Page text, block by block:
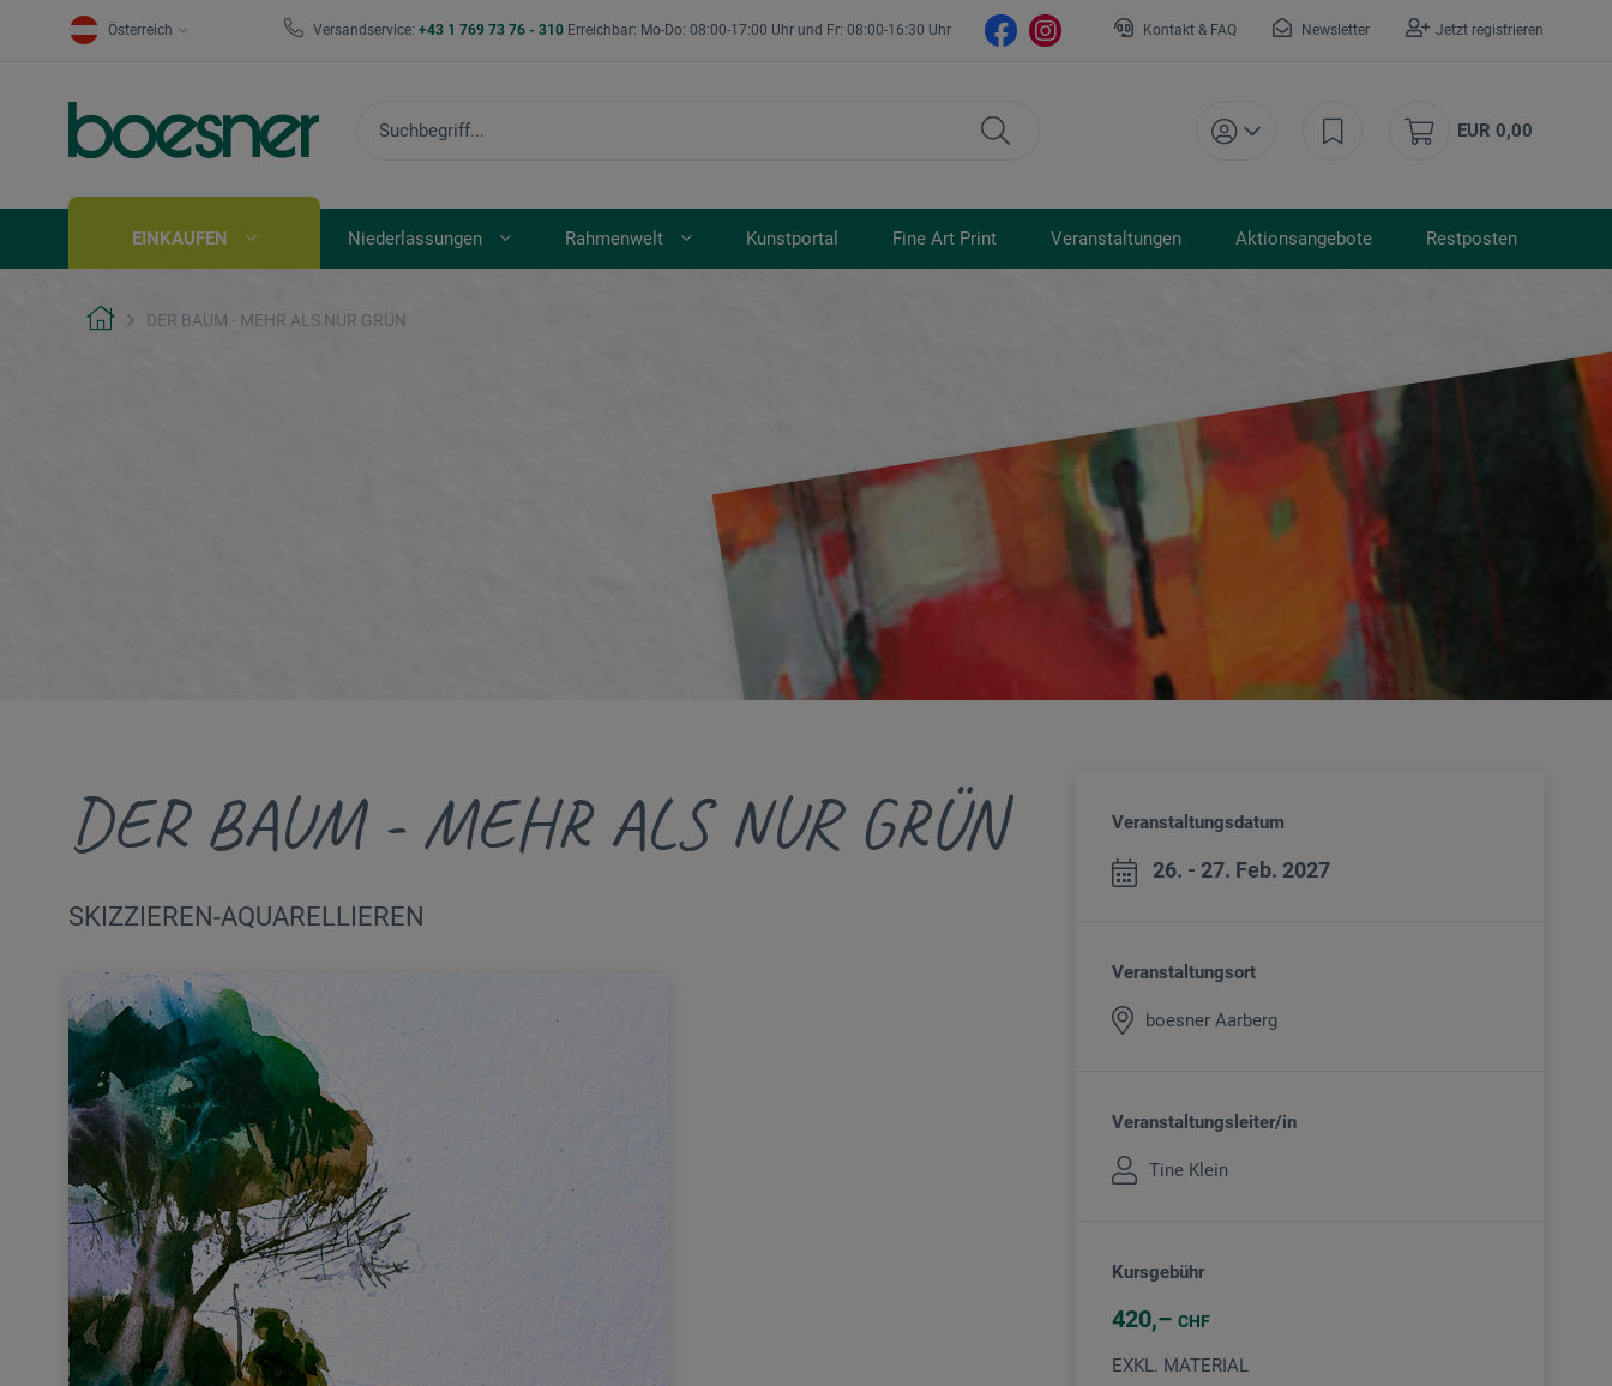
Österreich Versandservice: +43 1 769 73 76 - 310 Erreichbar: Mo-Do: 08:00-17:00 Uhr und Fr: 08:00-16:30 Uhr Kontakt & FAQ Newsletter Jetzt registrieren
EUR 0,00
EINKAUFEN Niederlassungen Rahmenwelt Kunstportal Fine Art Print Veranstaltungen Aktionsangebote Restposten
DER BAUM - MEHR ALS NUR GRÜN
DER BAUM - MEHR ALS NUR GRÜN
SKIZZIEREN-AQUARELLIEREN
Veranstaltungsdatum
26. - 27. Feb. 2027
Veranstaltungsort
boesner Aarberg
Veranstaltungsleiter/in
Tine Klein
Kursgebühr
420 CHF
EXKL. MATERIAL